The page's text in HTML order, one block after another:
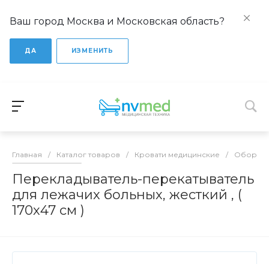
Ваш город Москва и Московская область?
ДА ИЗМЕНИТЬ
Главная / Каталог товаров / Кровати медицинские /
Перекладыватель-перекатыватель
для лежачих больных, жесткий , (
170х47 см )